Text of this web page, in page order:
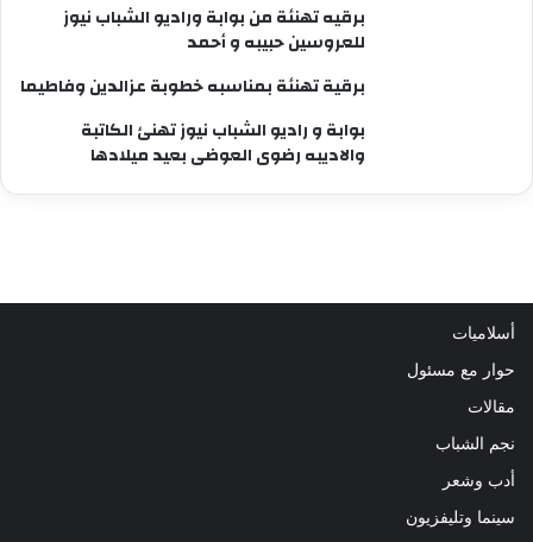
برقيه تهنئة من بوابة وراديو الشباب نيوز
للعروسين حبيبه و أحمد
برقية تهنئة بمناسبه خطوبة عزالدين وفاطيما
بوابة و راديو الشباب نيوز تهنئ الكاتبة
والاديبه رضوى العوضى بعيد ميلادها
أسلاميات
حوار مع مسئول
مقالات
نجم الشباب
أدب وشعر
سينما وتليفزيون